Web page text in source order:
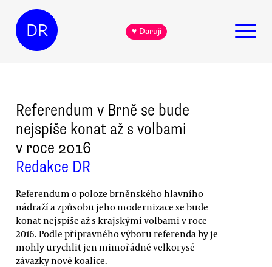
DR ♥ Daruji
Referendum v Brně se bude
nejspíše konat až s volbami
v roce 2016
Redakce DR
Referendum o poloze brněnského hlavního
nádraží a způsobu jeho modernizace se bude
konat nejspíše až s krajskými volbami v roce
2016. Podle přípravného výboru referenda by je
mohly urychlit jen mimořádně velkorysé
závazky nové koalice.